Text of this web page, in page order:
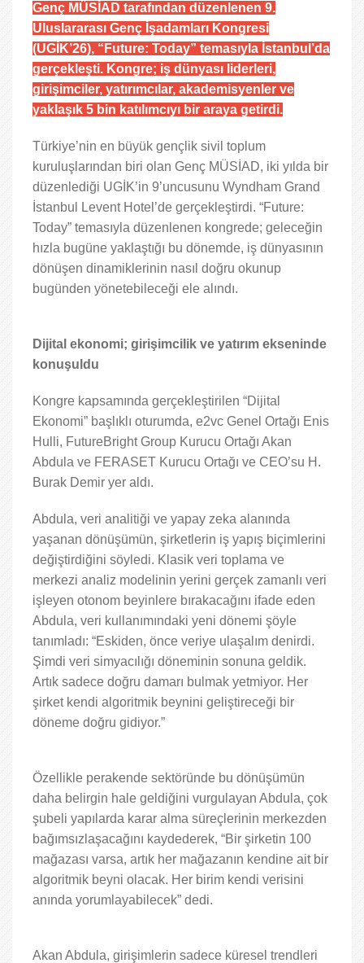
Genç MÜSİAD tarafından düzenlenen 9.
Uluslararası Genç İşadamları Kongresi
(UGİK’26), “Future: Today” temasıyla İstanbul’da
gerçekleşti. Kongre; iş dünyası liderleri,
girişimciler, yatırımcılar, akademisyenler ve
yaklaşık 5 bin katılımcıyı bir araya getirdi.
Türkiye’nin en büyük gençlik sivil toplum
kuruluşlarından biri olan Genç MÜSİAD, iki yılda bir
düzenlediği UGİK’in 9’uncusunu Wyndham Grand
İstanbul Levent Hotel’de gerçekleştirdi. “Future:
Today” temasıyla düzenlenen kongrede; geleceğin
hızla bugüne yaklaştığı bu dönemde, iş dünyasının
dönüşen dinamiklerinin nasıl doğru okunup
bugünden yönetebileceği ele alındı.
Dijital ekonomi; girişimcilik ve yatırım ekseninde
konuşuldu
Kongre kapsamında gerçekleştirilen “Dijital
Ekonomi” başlıklı oturumda, e2vc Genel Ortağı Enis
Hulli, FutureBright Group Kurucu Ortağı Akan
Abdula ve FERASET Kurucu Ortağı ve CEO’su H.
Burak Demir yer aldı.
Abdula, veri analitiği ve yapay zeka alanında
yaşanan dönüşümün, şirketlerin iş yapış biçimlerini
değiştirdiğini söyledi. Klasik veri toplama ve
merkezi analiz modelinin yerini gerçek zamanlı veri
işleyen otonom beyinlere bırakacağını ifade eden
Abdula, veri kullanımındaki yeni dönemi şöyle
tanımladı: “Eskiden, önce veriye ulaşalım denirdi.
Şimdi veri simyacılığı döneminin sonuna geldik.
Artık sadece doğru damarı bulmak yetmiyor. Her
şirket kendi algoritmik beynini geliştireceği bir
döneme doğru gidiyor.”
Özellikle perakende sektöründe bu dönüşümün
daha belirgin hale geldiğini vurgulayan Abdula, çok
şubeli yapılarda karar alma süreçlerinin merkezden
bağımsızlaşacağını kaydederek, “Bir şirketin 100
mağazası varsa, artık her mağazanın kendine ait bir
algoritmik beyni olacak. Her birim kendi verisini
anında yorumlayabilecek” dedi.
Akan Abdula, girişimlerin sadece küresel trendleri